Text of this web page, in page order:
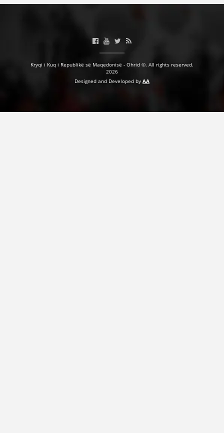
Kryqi i Kuq i Republikë së Maqedonisë - Ohrid ©. All rights reserved.
2026
Designed and Developed by AA